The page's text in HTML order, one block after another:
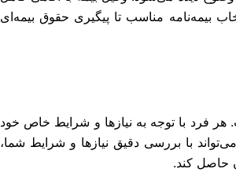
بیمه‌نامه مناسب تا پیگیری حقوق بیمه‌ای
هر فرد با توجه به نیازها و شرایط خاص خود
با بررسی دقیق نیازها و شرایط شما،
حاصل کند.